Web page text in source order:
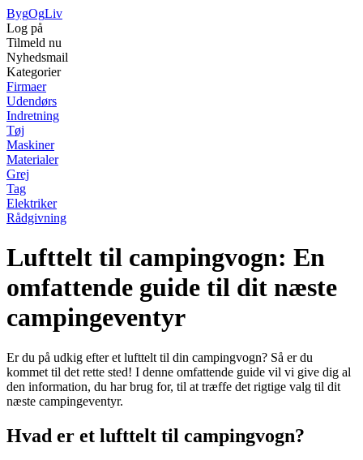
BygOgLiv
Log på
Tilmeld nu
Nyhedsmail
Kategorier
Firmaer
Udendørs
Indretning
Tøj
Maskiner
Materialer
Grej
Tag
Elektriker
Rådgivning
Lufttelt til campingvogn: En
omfattende guide til dit næste
campingeventyr
Er du på udkig efter et lufttelt til din campingvogn? Så er du
kommet til det rette sted! I denne omfattende guide vil vi give dig al
den information, du har brug for, til at træffe det rigtige valg til dit
næste campingeventyr.
Hvad er et lufttelt til campingvogn?